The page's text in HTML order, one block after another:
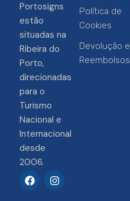
Portosigns
estão
situadas na
Ribeira do
Porto,
direcionadas
para o
Turismo
Nacional e
Internacional
desde
2006.
F
a
I
n
Política de
Cookies
Devolução e
Reembolsos